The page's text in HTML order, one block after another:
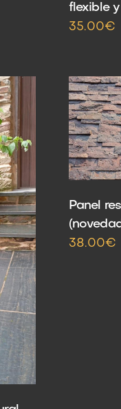
flexible
35.00€
Panel
38.00€